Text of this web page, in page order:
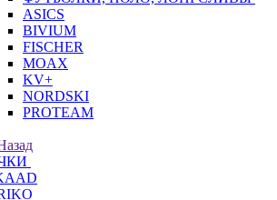
ASICS
BIVIUM
FISCHER
MOAX
KV+
NORDSKI
PROTEAM